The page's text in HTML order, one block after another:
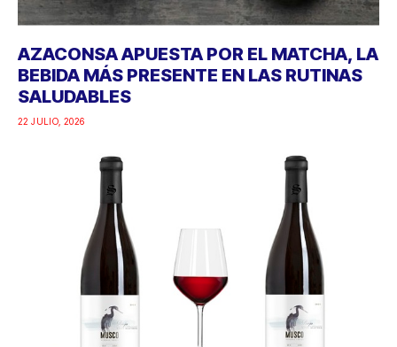
AZACONSA APUESTA POR EL MATCHA, LA
BEBIDA MÁS PRESENTE EN LAS RUTINAS
SALUDABLES
22 JULIO, 2026